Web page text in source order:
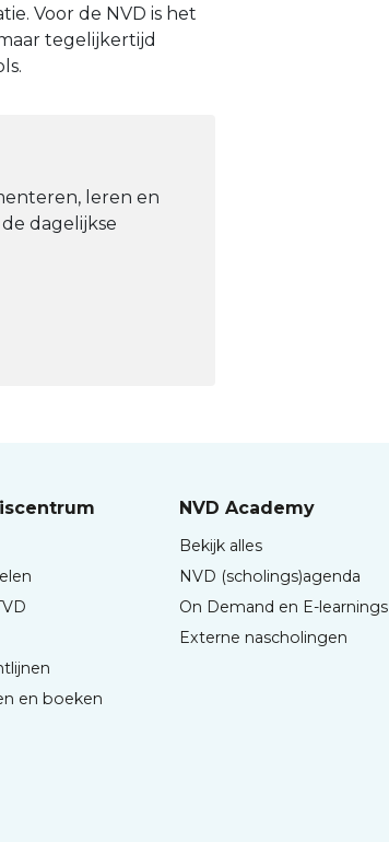
Voor de NVD is het
tegelijkertijd
leren en
dagelijkse
en boeken
NVD Academy
Bekijk alles
NVD (scholings)agenda
On Demand en E-learnings
Externe nascholingen